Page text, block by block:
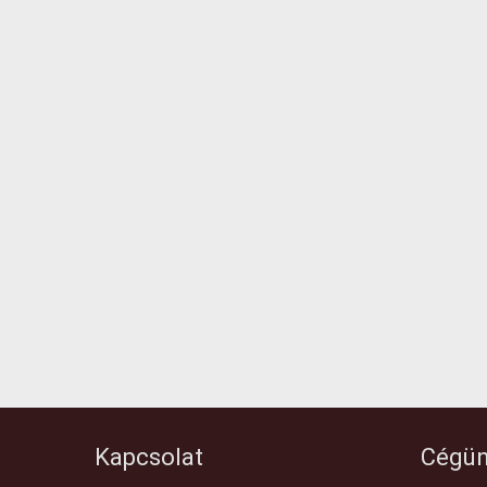
Kapcsolat